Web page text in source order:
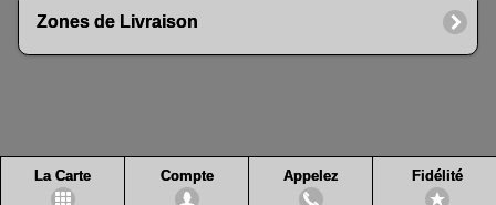
Zones de Livraison
La Carte Compte Appelez Fidélité